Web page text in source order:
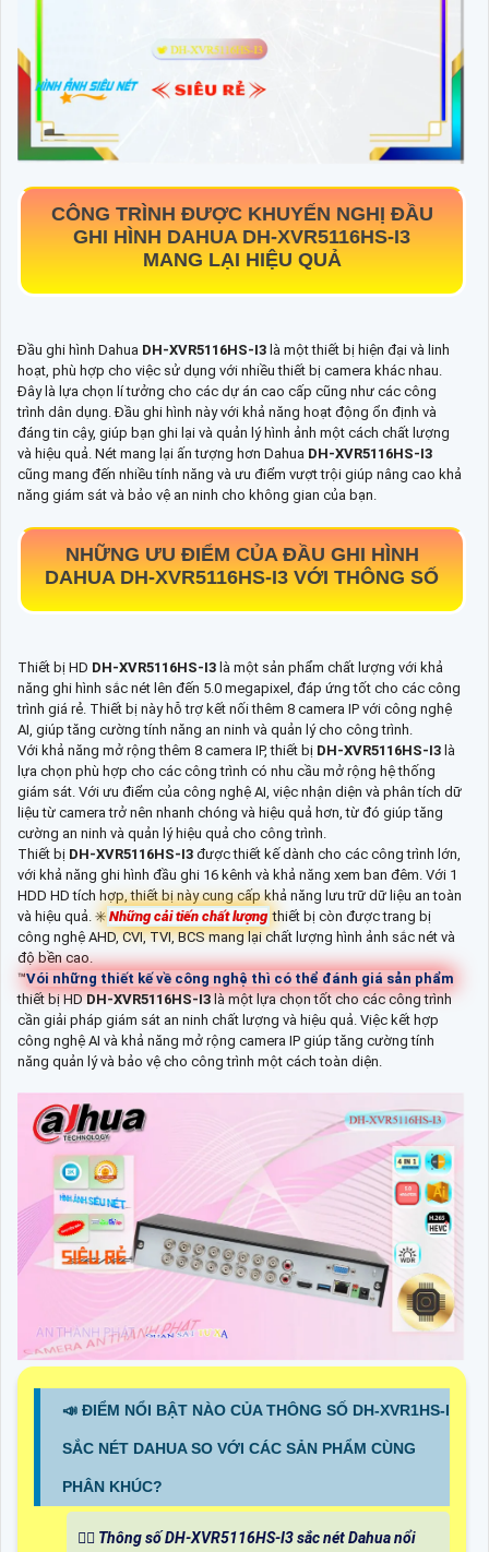
CÔNG TRÌNH ĐƯỢC KHUYẾN NGHỊ ĐẦU
GHI HÌNH DAHUA DH-XVR5116HS-I3
MANG LẠI HIỆU QUẢ
Đầu ghi hình Dahua DH-XVR5116HS-I3 là một thiết bị hiện đại và linh
hoạt, phù hợp cho việc sử dụng với nhiều thiết bị camera khác nhau.
Đây là lựa chọn lí tưởng cho các dự án cao cấp cũng như các công
trình dân dụng. Đầu ghi hình này với khả năng hoạt động ổn định và
đáng tin cậy, giúp bạn ghi lại và quản lý hình ảnh một cách chất lượng
và hiệu quả. Nét mang lại ấn tượng hơn Dahua DH-XVR5116HS-I3
cũng mang đến nhiều tính năng và ưu điểm vượt trội giúp nâng cao khả
năng giám sát và bảo vệ an ninh cho không gian của bạn.
NHỮNG ƯU ĐIỂM CỦA ĐẦU GHI HÌNH
DAHUA DH-XVR5116HS-I3 VỚI THÔNG SỐ
Thiết bị HD DH-XVR5116HS-I3 là một sản phẩm chất lượng với khả
năng ghi hình sắc nét lên đến 5.0 megapixel, đáp ứng tốt cho các công
trình giá rẻ. Thiết bị này hỗ trợ kết nối thêm 8 camera IP với công nghệ
AI, giúp tăng cường tính năng an ninh và quản lý cho công trình.
Với khả năng mở rộng thêm 8 camera IP, thiết bị DH-XVR5116HS-I3 là
lựa chọn phù hợp cho các công trình có nhu cầu mở rộng hệ thống
giám sát. Với ưu điểm của công nghệ AI, việc nhận diện và phân tích dữ
liệu từ camera trở nên nhanh chóng và hiệu quả hơn, từ đó giúp tăng
cường an ninh và quản lý hiệu quả cho công trình.
Thiết bị DH-XVR5116HS-I3 được thiết kế dành cho các công trình lớn,
với khả năng ghi hình đầu ghi 16 kênh và khả năng xem ban đêm. Với 1
HDD HD tích hợp, thiết bị này cung cấp khả năng lưu trữ dữ liệu an toàn
và hiệu quả. ✳️ Những cải tiến chất lượng thiết bị còn được trang bị
công nghệ AHD, CVI, TVI, BCS mang lại chất lượng hình ảnh sắc nét và
độ bền cao.
™️Vói những thiết kế về công nghệ thì có thể đánh giá sản phẩm
thiết bị HDDH-XVR5116HS-I3là một lựa chọn tốt cho các công trình
cần giải pháp giám sát an ninh chất lượng và hiệu quả. Việc kết hợp
công nghệ AI và khả năng mở rộng camera IP giúp tăng cường tính
năng quản lý và bảo vệ cho công trình một cách toàn diện.
📣 ĐIỂM NỔI BẬT NÀO CỦA THÔNG SỐ DH-XVR1HS-I
SẮC NÉT DAHUA SO VỚI CÁC SẢN PHẨM CÙNG
PHÂN KHÚC?
🙆‍♀️ Thông số DH-XVR5116HS-I3 sắc nét Dahua nổi